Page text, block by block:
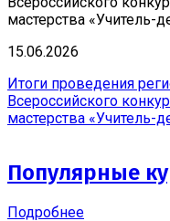
мастерства «Учитель-
15.06.2026
Итоги проведения
Всероссийского
мастерства «Учитель-
Популярные
Подробнее